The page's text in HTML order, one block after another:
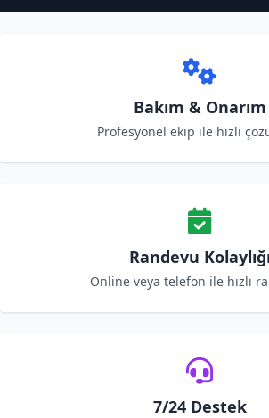
Bakım & Onarım
Profesyonel ekip ile hızlı
Randevu Kolaylığı
Online veya telefon ile hızlı
7/24 Destek